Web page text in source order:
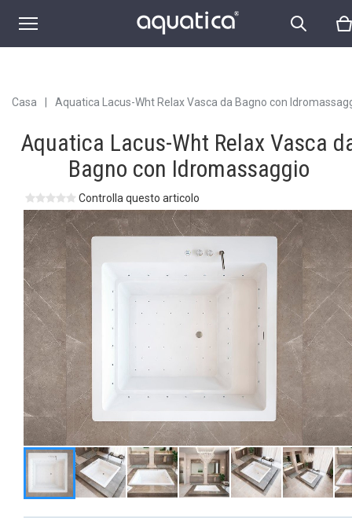
Casa Aquatica Lacus-Wht Relax Vasca da Bagno con
Aquatica Lacus-Wht Relax Vasca
Bagno con Idromassaggio
Controlla questo articolo